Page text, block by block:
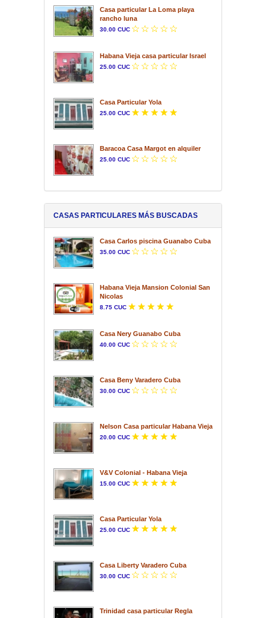
Casa particular La Loma playa
rancho luna
30.00 CUC
Habana Vieja casa particular Israel
25.00 CUC
Casa Particular Yola
25.00 CUC
Baracoa Casa Margot en alquiler
25.00 CUC
CASAS PARTICULARES MÁS BUSCADAS
Casa Carlos piscina Guanabo Cuba
35.00 CUC
Habana Vieja Mansion Colonial San
Nicolas
8.75 CUC
Casa Nery Guanabo Cuba
40.00 CUC
Casa Beny Varadero Cuba
30.00 CUC
Nelson Casa particular Habana Vieja
20.00 CUC
V&V Colonial - Habana Vieja
15.00 CUC
Casa Particular Yola
25.00 CUC
Casa Liberty Varadero Cuba
30.00 CUC
Trinidad casa particular Regla